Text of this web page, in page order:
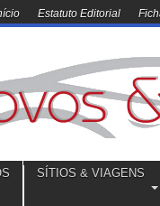
Estatuto Editorial
SÍTIOS & VIAGENS